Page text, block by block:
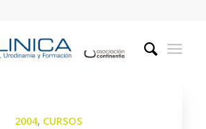
2004, CURSOS